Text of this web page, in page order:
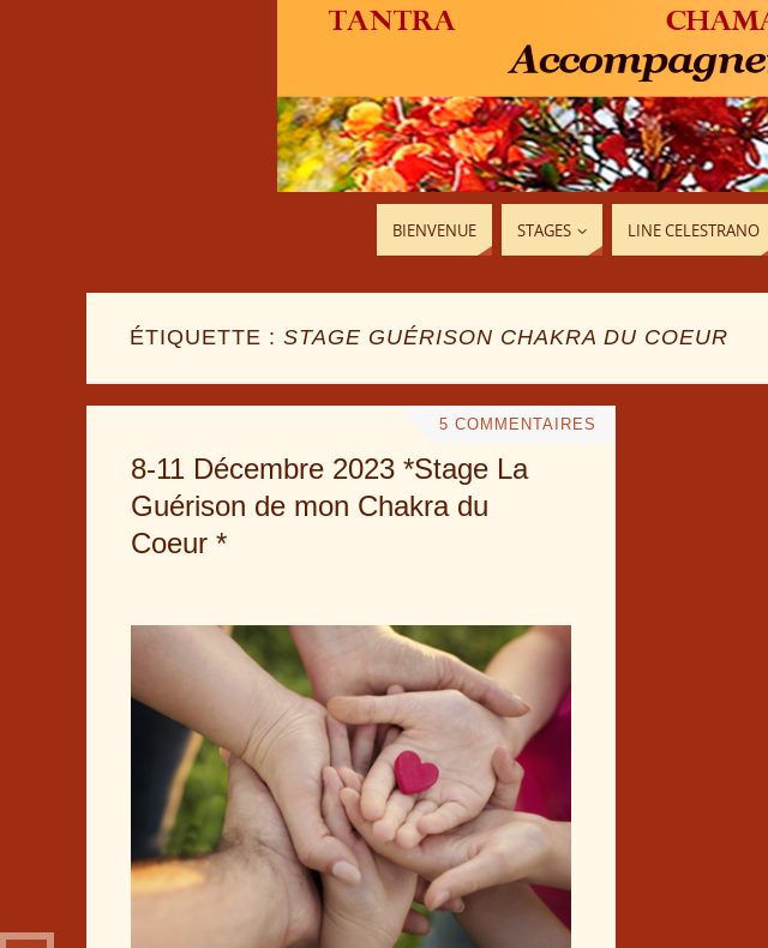
BIENVENUE STAGES LINE CELESTRANO
ÉTIQUETTE : STAGE GUÉRISON CHAKRA DU COEUR
5 COMMENTAIRES
8-11 Décembre 2023 *Stage La
Guérison de mon Chakra du
Coeur *